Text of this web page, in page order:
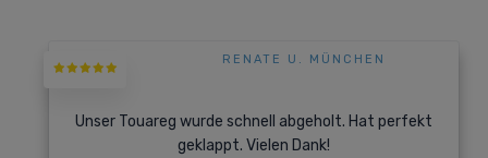
RENATE U. MÜNCHEN
Unser Touareg wurde schnell abgeholt. Hat perfekt
geklappt. Vielen Dank!